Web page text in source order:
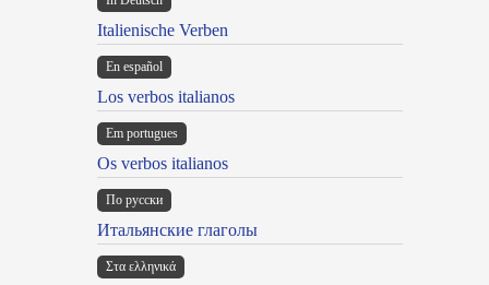
Italienische Verben
En español
Los verbos italianos
Em portugues
Os verbos italianos
По русски
Итальянские глаголы
Στα ελληνικά